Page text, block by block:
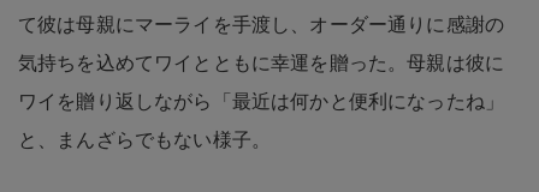
て彼は母親にマーライを手渡し、オーダー通りに感謝の
気持ちを込めてワイとともに幸運を贈った。母親は彼に
ワイを贈り返しながら「最近は何かと便利になったね」
と、まんざらでもない様子。